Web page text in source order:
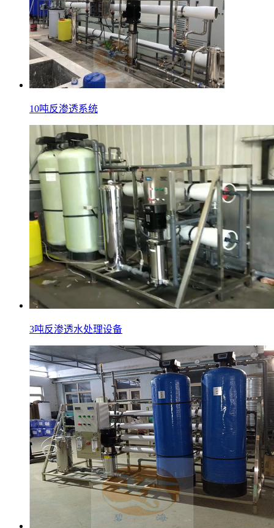
10吨反渗透系统
3吨反渗透水处理设备